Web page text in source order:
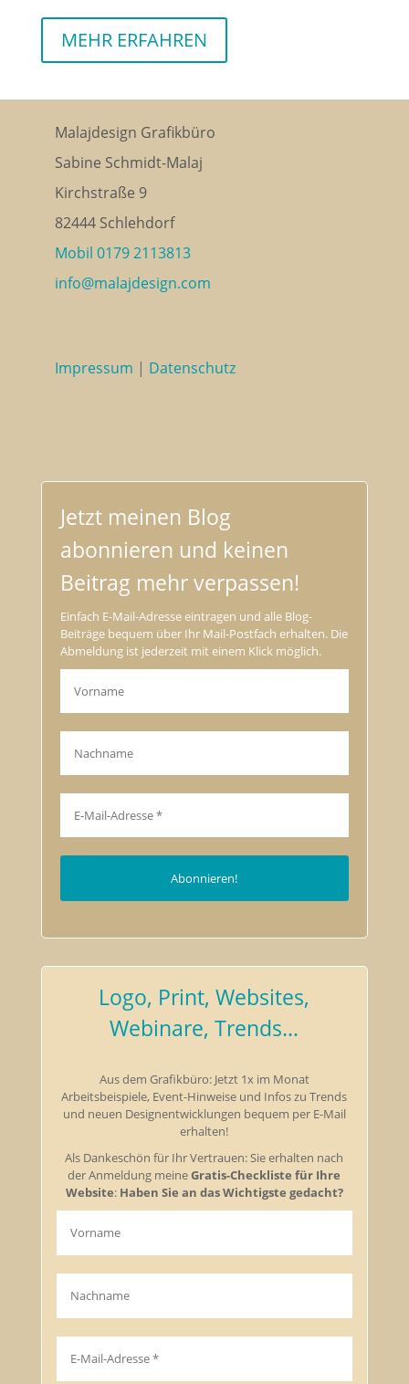
MEHR ERFAHREN
Malajdesign Grafikbüro
Sabine Schmidt-Malaj
Kirchstraße 9
82444 Schlehdorf
Mobil 0179 2113813
info@malajdesign.com
Impressum | Datenschutz
Jetzt meinen Blog
abonnieren und keinen
Beitrag mehr verpassen!
Einfach E-Mail-Adresse eintragen und alle Blog-
Beiträge bequem über Ihr Mail-Postfach erhalten. Die
Abmeldung ist jederzeit mit einem Klick möglich.
Logo, Print, Websites,
Webinare, Trends…
Aus dem Grafikbüro: Jetzt 1x im Monat
Arbeitsbeispiele, Event-Hinweise und Infos zu Trends
und neuen Designentwicklungen bequem per E-Mail
erhalten!
Als Dankeschön für Ihr Vertrauen: Sie erhalten nach
der Anmeldung meineGratis-Checkliste für Ihre
Website: Haben Sie an das Wichtigste gedacht?